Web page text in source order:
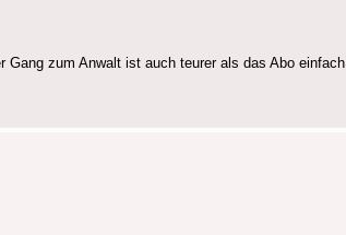
zum Anwalt ist auch teurer als das Abo einfach